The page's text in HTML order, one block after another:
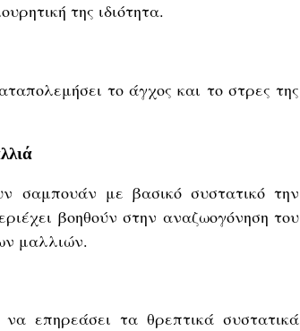
της ιδιότητα.
το άγχος και το στρες της
σαμπουάν με βασικό συστατικό την
βοηθούν στην αναζωογόνηση του
μαλλιών.
επηρεάσει τα θρεπτικά συστατικά